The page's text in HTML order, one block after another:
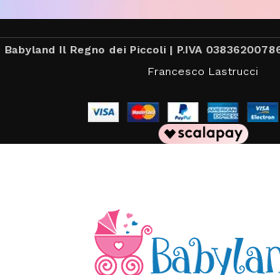
Babyland Il Regno dei Piccoli | P.IVA
Francesco Lastrucci